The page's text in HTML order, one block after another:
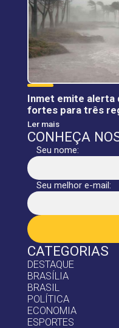
CATEGORIAS
DESTAQUE
BRASÍLIA
BRASIL
POLÍTICA
ECONOMIA
ESPORTES
Inmet emite
fortes para três
Ler mais
CONHEÇA
Seu nome:
Seu melhor e-mail: